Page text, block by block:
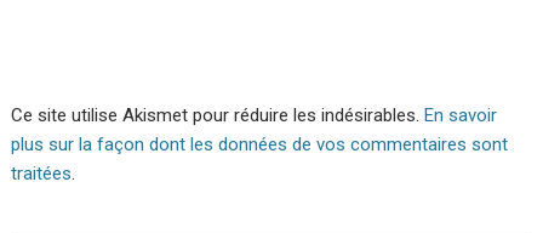
Ce site utilise Akismet pour réduire les indésirables.En savoir
plus sur la façon dont les données de vos commentaires sont
traitées.